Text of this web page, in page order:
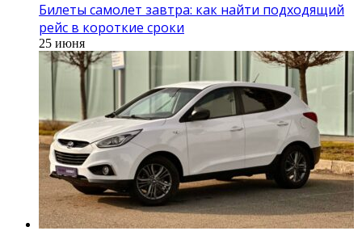
Билеты самолет завтра: как найти подходящий
рейс в короткие сроки
25 июня